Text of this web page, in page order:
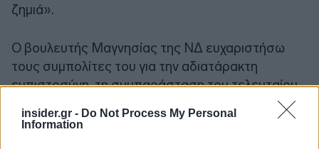
insider.gr - Do Not Process My Personal
Information
ζημιά».
Ο βουλευτής Μαγνησίας της ΝΔ ευχαριστήσω
τους συμπολίτες του για την αδιατάρακτη
εμπιστοσύνη, τη συμπαράσταση του τελευταίου
καιρού που δέχεται μαζικά από αυτούς και την
αναγνώρισή τους ότι δεν μπήκε στην πολιτική για